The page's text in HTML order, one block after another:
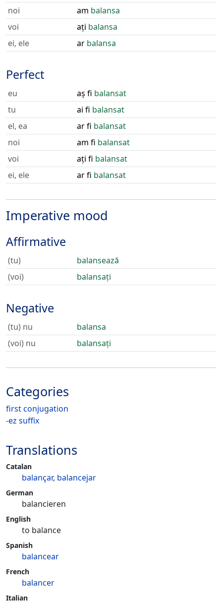
noi
am balansa
voi
ați balansa
ei, ele
ar balansa
Perfect
eu aș fi balansat
tu
ai fi balansat
el, ea
ar fi balansat
noi
am fi balansat
voi
ați fi balansat
ei, ele
ar fi balansat
Imperative mood
Affirmative
(tu)
balansează
(voi)
balansați
Negative
(tu) nu
balansa
(voi) nu
balansați
Categories
first conjugation
-ez suffix
Translations
Catalan
balançar, balancejar
German
balancieren
English
to balance
Spanish
balancear
French
balancer
Italian